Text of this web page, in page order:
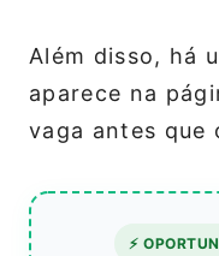
Além disso, há
aparece na
vaga antes que
⚡